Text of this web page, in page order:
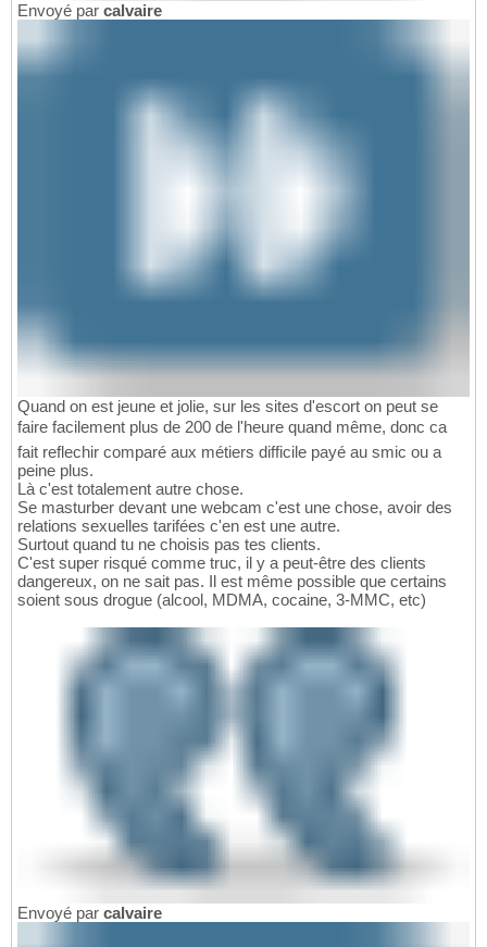
Envoyé par calvaire
Quand on est jeune et jolie, sur les sites d'escort on peut se
faire facilement plus de 200 de l'heure quand même, donc ca
fait reflechir comparé aux métiers difficile payé au smic ou a
peine plus.
Là c'est totalement autre chose.
Se masturber devant une webcam c'est une chose, avoir des
relations sexuelles tarifées c'en est une autre.
Surtout quand tu ne choisis pas tes clients.
C'est super risqué comme truc, il y a peut-être des clients
dangereux, on ne sait pas. Il est même possible que certains
soient sous drogue (alcool, MDMA, cocaine, 3-MMC, etc)
Envoyé par calvaire